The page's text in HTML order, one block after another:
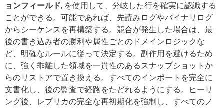
ョンフィールド, を使用して、分岐した行を確実に認識する
ことができる。可能であれば、先読みログやバイナリログ
からシーケンスを再構築する。競合が発生した場合は、最
後の書き込み者の勝利や属性ごとのドメインロジックな
ど、明確なルールに従って決定する。副作用を避けるため
に、強く乖離した領域を一貫性のあるスナップショットか
らのリストアで置き換える。すべてのインポートを完全に
文書化し、後の監査で経路をたどれるようにする。ヒーリ
ング後、レプリカの完全な再初期化を強制し、すべてのノ